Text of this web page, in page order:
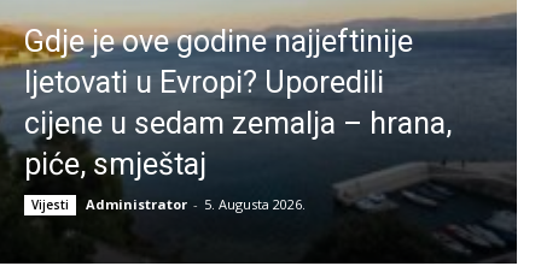
Gdje je ove godine najjeftinije
ljetovati u Evropi? Uporedili
cijene u sedam zemalja – hrana,
piće, smještaj
Vijesti Administrator - 5. Augusta 2026.